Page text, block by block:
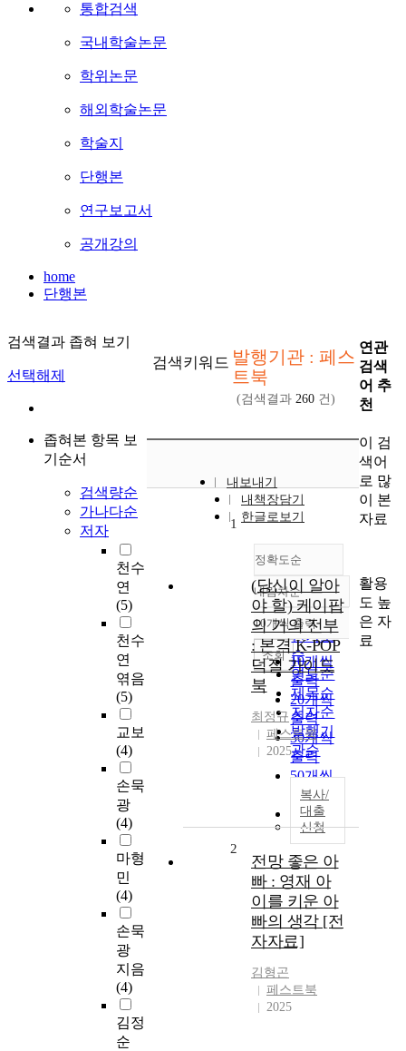
통합검색
국내학술논문
학위논문
해외학술논문
학술지
단행본
연구보고서
공개강의
home
단행본
검색결과 좁혀 보기
선택해제
좁혀본 항목 보
기순서
검색량순
가나다순
저자
천수
연
(5)
천수
연
엮음
(5)
교보
(4)
손묵
광
(4)
마형
민
(4)
손묵
광
지음
(4)
김정
순
검색키워드 발행기관 : 페스
트북
(검색결과 260 건)
내보내기
내책장담기
한글로보기
정확도순
정확도
순
인기도
순
연도순
제목순
저자순
발행기
관순
내림차순
내림차순
10개씩 출력
10개씩
출력
20개씩
출력
30개씩
출력
50개씩
출력
100개씩
출력
조회
1
(당신이 알아
야 할) 케이팝
의 거의 전부
: 본격 K-POP
덕질 가이드
북
최정규
페스트북
2025
복사/
대출
신청
2
전망 좋은 아
빠 : 영재 아
이를 키운 아
빠의 생각 [전
자자료]
김형곤
페스트북
2025
연관
검색
어 추
천
이 검
색어
로 많
이 본
자료
활용
도 높
은 자
료